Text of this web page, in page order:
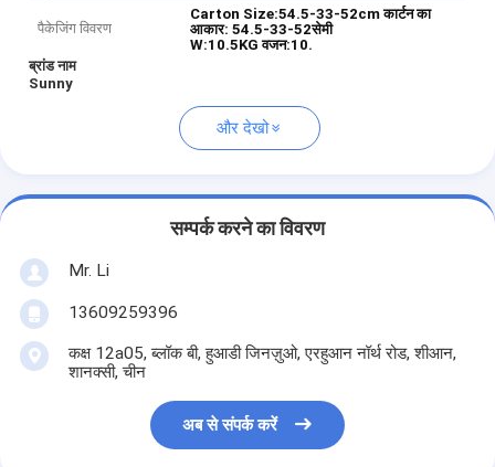
पैकेजिंग विवरण
Carton Size:54.5-33-52cm कार्टन का
आकार: 54.5-33-52सेमी
W:10.5KG वजन:10.
ब्रांड नाम
Sunny
और देखो
सम्पर्क करने का विवरण
Mr. Li
13609259396
कक्ष 12a05, ब्लॉक बी, हुआडी जिनज़ुओ, एरहुआन नॉर्थ रोड, शीआन,
शानक्सी, चीन
अब से संपर्क करें